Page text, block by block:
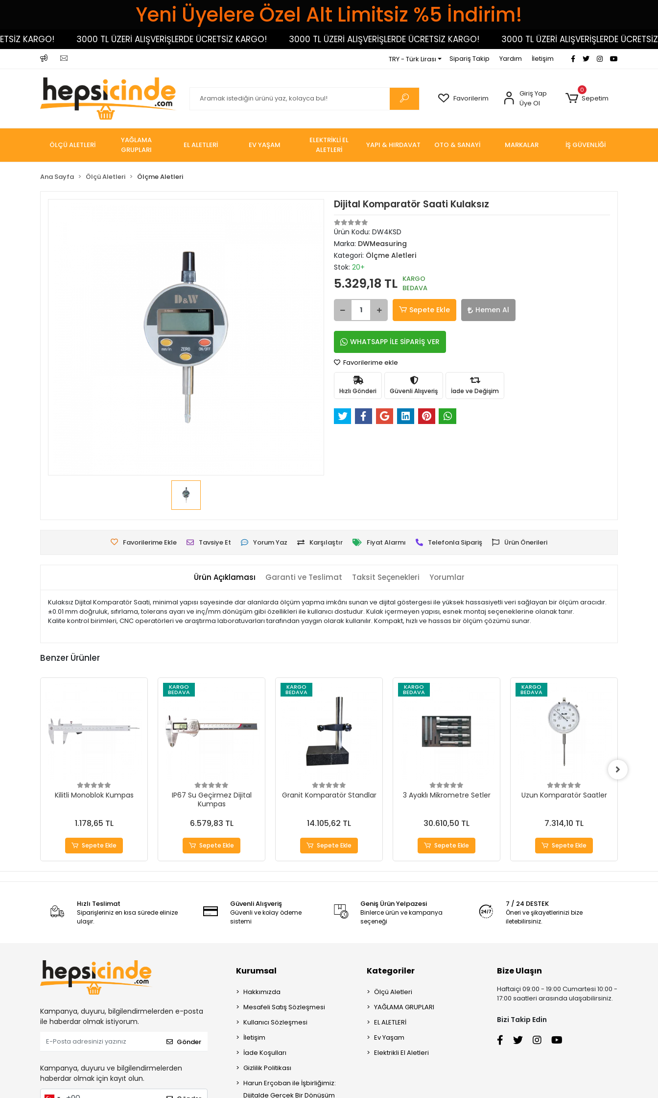
Yeni Üyelere Özel Alt Limitsiz %5 İndirim!
KARGO! 3000 TL ÜZERİ ALIŞVERİŞLERDE ÜCRETSİZ KARGO! 3000 TL ÜZERİ ALIŞVERİŞLERDE ÜCRETSİZ KARGO! 3000 TL ÜZERİ ALIŞVERİŞLERDE ÜCRETSİZ
TRY - Türk Lirası Sipariş Takip Yardım İletişim
Favorilerim
Giriş Yap
Üye Ol
0
Sepetim
ÖLÇÜ ALETLERİ
YAĞLAMA
GRUPLARI
EL ALETLERİ EV YAŞAM
ELEKTRİKLİ EL
ALETLERİ
YAPI & HIRDAVAT OTO & SANAYİ MARKALAR İŞ GÜVENLİĞİ
Ana Sayfa Ölçü Aletleri Ölçme Aletleri
Dijital Komparatör Saati Kulaksız
Ürün Kodu: DW4KSD
Marka: DWMeasuring
Kategori: Ölçme Aletleri
Stok: 20+
5.329,18 TL KARGO
BEDAVA
Sepete Ekle Hemen Al
WHATSAPP İLE SİPARİŞ VER
Favorilerime ekle
Hızlı Gönderi Güvenli Alışveriş İade ve Değişim
Favorilerime Ekle Tavsiye Et Yorum Yaz Karşılaştır Fiyat Alarmı Telefonla Sipariş Ürün Önerileri
Ürün Açıklaması Garanti ve Teslimat Taksit Seçenekleri Yorumlar
Kulaksız Dijital Komparatör Saati, minimal yapısı sayesinde dar alanlarda ölçüm yapma imkânı sunan ve dijital göstergesi ile yüksek hassasiyetli veri sağlayan bir ölçüm aracıdır.
±0.01 mm doğruluk, sıfırlama, tolerans ayarı ve inç/mm dönüşüm gibi özellikleri ile kullanıcı dostudur. Kulak içermeyen yapısı, esnek montaj seçeneklerine olanak tanır.
Kalite kontrol birimleri, CNC operatörleri ve araştırma laboratuvarları tarafından yaygın olarak kullanılır. Kompakt, hızlı ve hassas bir ölçüm çözümü sunar.
Benzer Ürünler
Kilitli Monoblok Kumpas
1.178,65 TL
Sepete Ekle
KARGO
BEDAVA
IP67 Su Geçirmez Dijital
Kumpas
6.579,83 TL
Sepete Ekle
KARGO
BEDAVA
Granit Komparatör Standlar
14.105,62 TL
Sepete Ekle
KARGO
BEDAVA
3 Ayaklı Mikrometre Setler
30.610,50 TL
Sepete Ekle
KARGO
BEDAVA
Uzun Komparatör Saatler
7.314,10 TL
Sepete Ekle
Hızlı Teslimat
Siparişleriniz en kısa sürede elinize
ulaşır.
Güvenli Alışveriş
Güvenli ve kolay ödeme
sistemi
Geniş Ürün Yelpazesi
Binlerce ürün ve kampanya
seçeneği
7 / 24 DESTEK
Öneri ve şikayetlerinizi bize
iletebilirsiniz.
Kampanya, duyuru, bilgilendirmelerden e-posta
ile haberdar olmak istiyorum.
Gönder
Kampanya, duyuru ve bilgilendirmelerden
haberdar olmak için kayıt olun.
Kurumsal
Hakkımızda
Mesafeli Satış Sözleşmesi
Kullanıcı Sözleşmesi
İletişim
İade Koşulları
Gizlilik Politikası
Harun Erçoban ile İşbirliğimiz:
Dijitalde Gerçek Bir Dönüşüm
Kategoriler
Ölçü Aletleri
YAĞLAMA GRUPLARI
EL ALETLERİ
Ev Yaşam
Elektrikli El Aletleri
Bize Ulaşın
Haftaiçi 09:00 - 19:00 Cumartesi 10:00 -
17:00 saatleri arasında ulaşabilirsiniz.
Bizi Takip Edin